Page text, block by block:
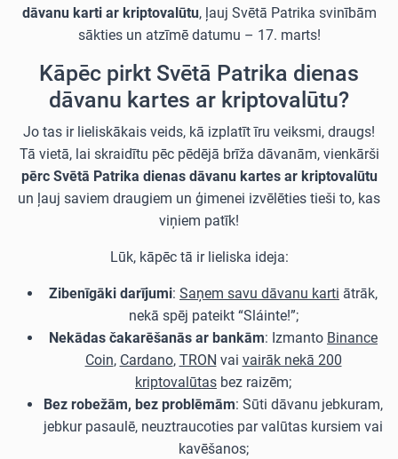
dāvanu karti ar kriptovalūtu, ļauj Svētā Patrika svinībām
sākties un atzīmē datumu – 17. marts!
Kāpēc pirkt Svētā Patrika dienas
dāvanu kartes ar kriptovalūtu?
Jo tas ir lieliskākais veids, kā izplatīt īru veiksmi, draugs!
Tā vietā, lai skraidītu pēc pēdējā brīža dāvanām, vienkārši
pērc Svētā Patrika dienas dāvanu kartes ar kriptovalūtu
un ļauj saviem draugiem un ģimenei izvēlēties tieši to, kas
viņiem patīk!
Lūk, kāpēc tā ir lieliska ideja:
Zibenīgāki darījumi: Saņem savu dāvanu karti ātrāk,
nekā spēj pateikt “Sláinte!”;
Nekādas čakarēšanās ar bankām: Izmanto Binance
Coin, Cardano, TRON vai vairāk nekā 200
kriptovalūtas bez raizēm;
Bez robežām, bez problēmām: Sūti dāvanu jebkuram,
jebkur pasaulē, neuztraucoties par valūtas kursiem vai
kavēšanos;